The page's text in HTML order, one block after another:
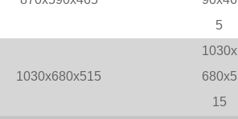
5
1030x680x515
1030x
680x5
15